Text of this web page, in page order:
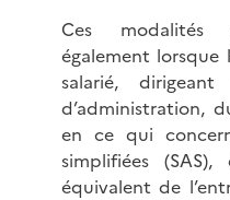
Ces modalités
également lorsque
salarié,
d’administration,
en ce qui
simplifiées
équivalent de